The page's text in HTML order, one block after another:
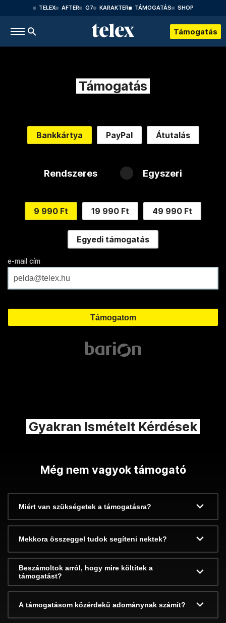
TELEX AFTER G7 KARAKTER TÁMOGATÁS SHOP
Támogatás
Támogatás
Bankkártya PayPal Átutalás
Rendszeres Egyszeri
9 990 Ft 19 990 Ft 49 990 Ft
Egyedi támogatás
e-mail cím
Gyakran Ismételt Kérdések
Még nem vagyok támogató
Miért van szükségetek a támogatásra?
Mekkora összeggel tudok segíteni nektek?
Beszámoltok arról, hogy mire költitek a
támogatást?
A támogatásom közérdekű adománynak számít?